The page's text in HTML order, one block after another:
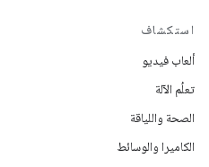
استكشاف
ألعاب فيديو
تعلُم الآلة
الصحة واللياقة
الكاميرا والوسائط